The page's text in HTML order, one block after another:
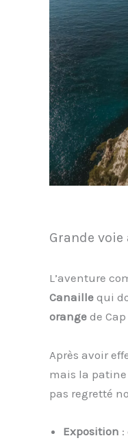
Grande
L’aventure
Canaille qui
orange de
Après avoir
mais la patine
pas regretté
Exposition :